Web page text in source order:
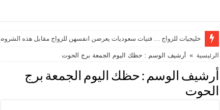
خليجيات للزواج … فتيات سعوديات يعرضن انفسهن للزواج مقابل هذه
الرئيسية » أرشيف الوسم : حظك اليوم الجمعة برج الحوت
أرشيف الوسم : حظك اليوم الجمعة برج
الحوت